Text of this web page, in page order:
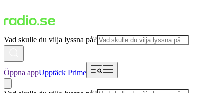
Vad skulle du vilja lyssna på?
Öppna appUpptäck Prime